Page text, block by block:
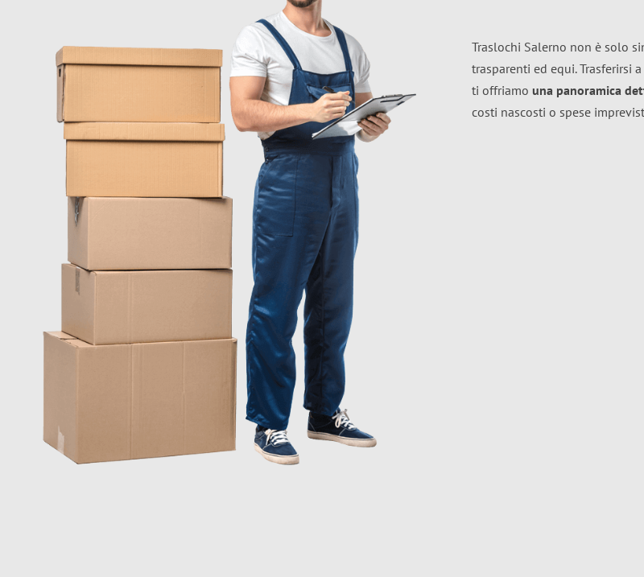
Traslochi Salerno non è solo
trasparenti ed equi. Trasferirsi a
ti offriamo una panoramica
costi nascosti o spese